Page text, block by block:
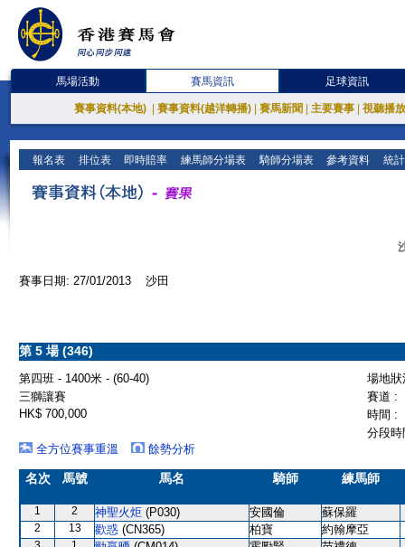
馬場活動 賽馬資訊 足球資訊
賽事資料(本地) 賽事資料(越洋轉播) 賽馬新聞 主要賽事 視聽播
報名表 排位表 即時賠率 練馬師分場表 騎師分場表 參考資料 統
賽事日期: 27/01/2013 沙田
第 5 場 (346)
第四班 - 1400米 - (60-40)
場地
三獅讓賽
賽道 :
HK$ 700,000
時間 :
分段
全方位賽事重溫
餘勢分析
名次 馬號 馬名 騎師 練馬師
1 2 神聖火炬 (P030) 安國倫 蘇保羅
2 13 歡惑 (CN365) 柏寶 約翰摩亞